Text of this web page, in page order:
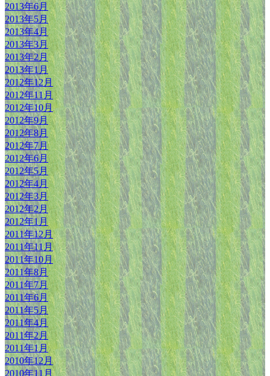
2013年6月
2013年5月
2013年4月
2013年3月
2013年2月
2013年1月
2012年12月
2012年11月
2012年10月
2012年9月
2012年8月
2012年7月
2012年6月
2012年5月
2012年4月
2012年3月
2012年2月
2012年1月
2011年12月
2011年11月
2011年10月
2011年8月
2011年7月
2011年6月
2011年5月
2011年4月
2011年2月
2011年1月
2010年12月
2010年11月